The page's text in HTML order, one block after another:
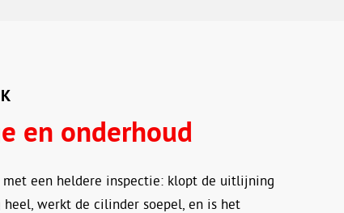
en onderhoud
met een heldere inspectie: klopt de uitlijning
werkt de cilinder soepel, en is het